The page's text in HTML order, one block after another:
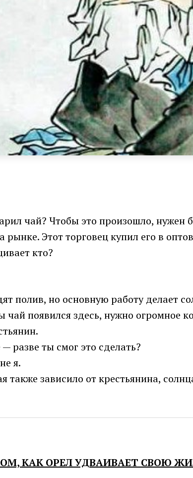
чай? Чтобы это произошло, нужен
Этот торговец купил его в
кто?
полив, но основную работу делает
появился здесь, нужно огромное
разве ты смог это сделать?
я.
также зависило от крестьянина,
КАК ОРЕЛ УДВАИВАЕТ СВОЮ